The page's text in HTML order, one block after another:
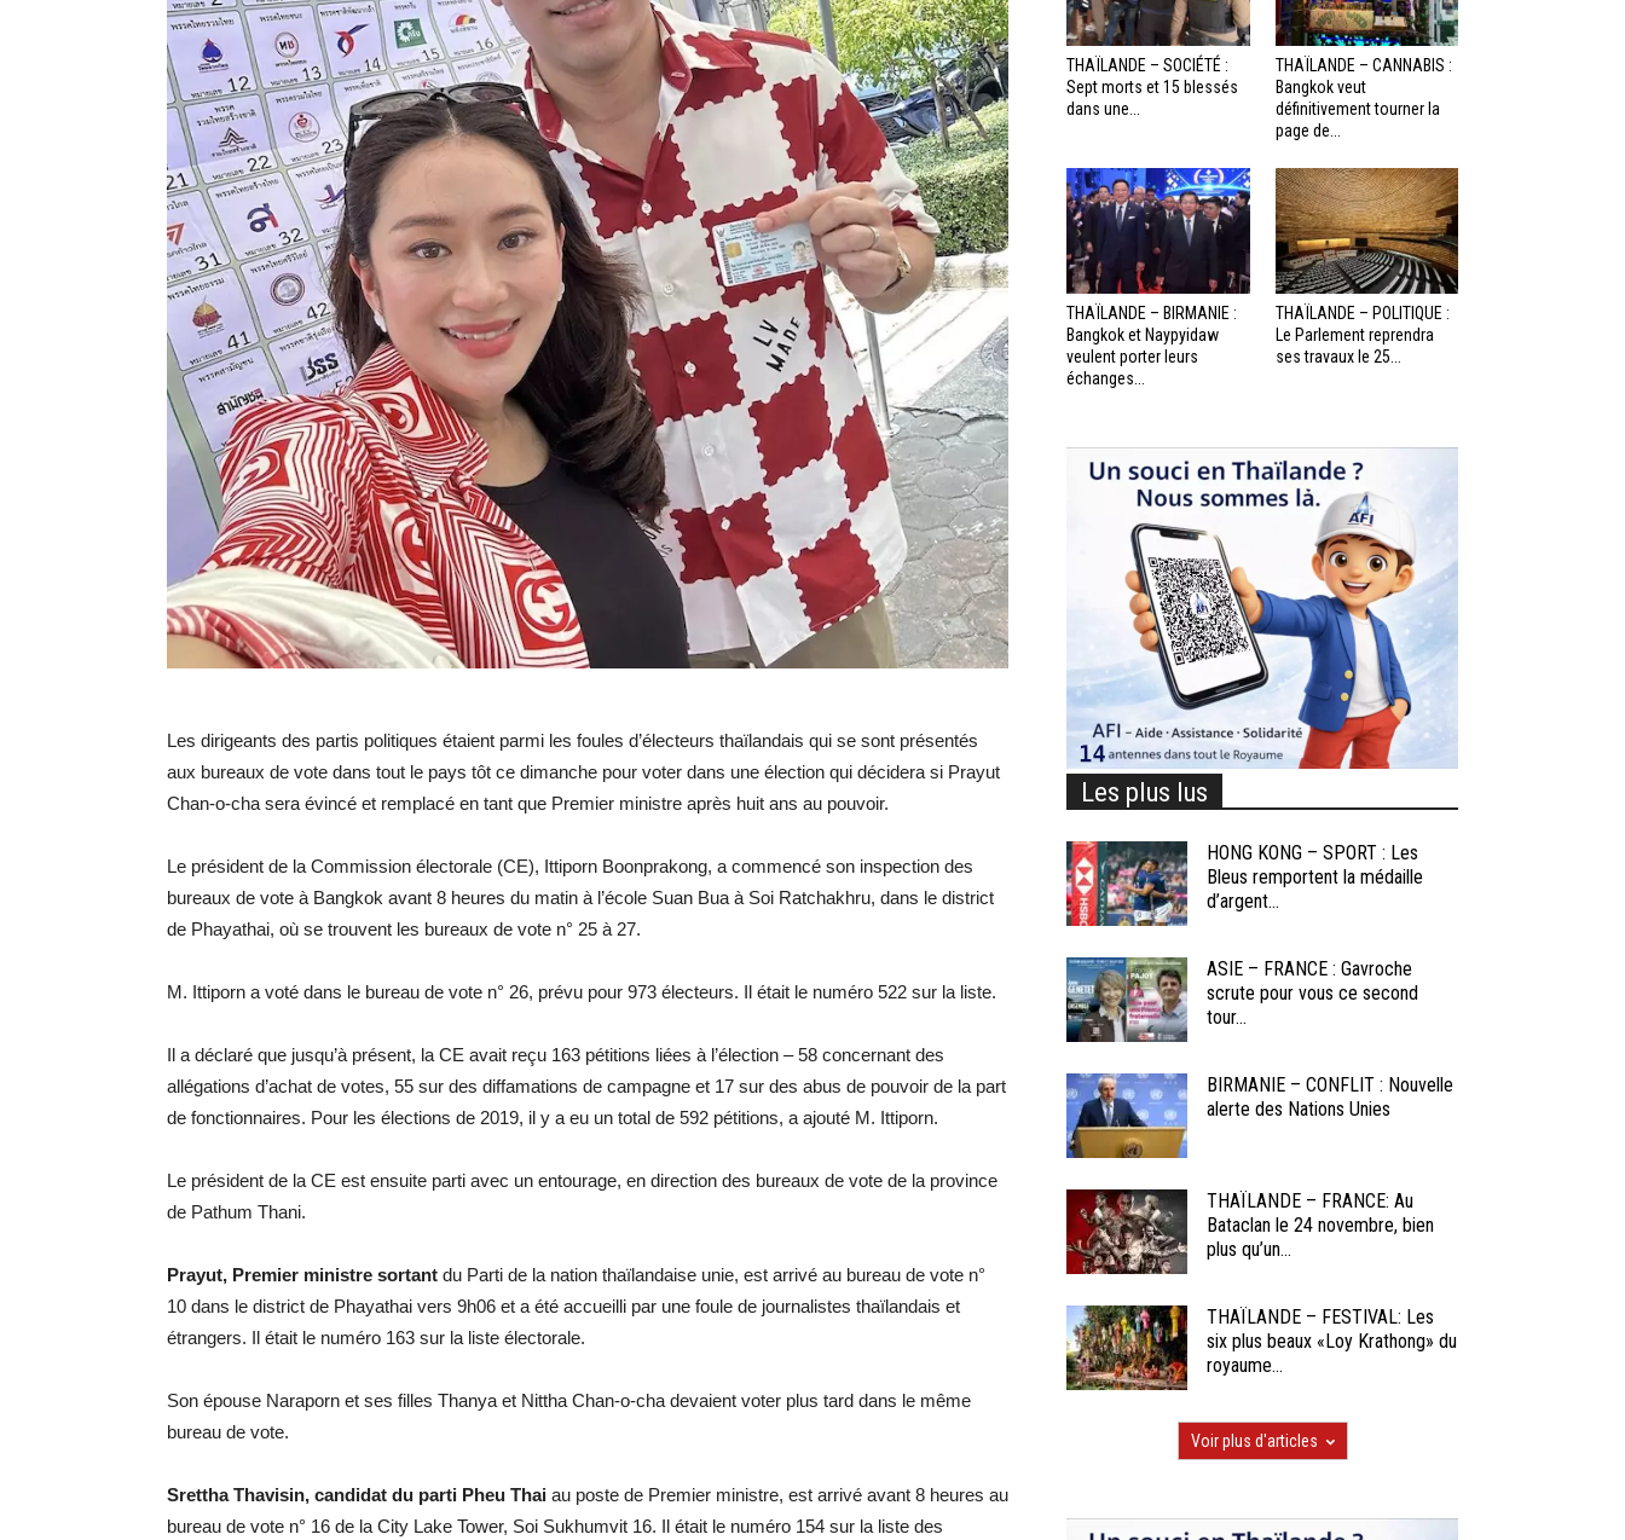
Les dirigeants des partis politiques étaient parmi les foules d’électeurs thaïlandais qui se sont présentés
aux bureaux de vote dans tout le pays tôt ce dimanche pour voter dans une élection qui décidera si Prayut
Chan-o-cha sera évincé et remplacé en tant que Premier ministre après huit ans au pouvoir.
Le président de la Commission électorale (CE), Ittiporn Boonprakong, a commencé son inspection des
bureaux de vote à Bangkok avant 8 heures du matin à l’école Suan Bua à Soi Ratchakhru, dans le district
de Phayathai, où se trouvent les bureaux de vote n° 25 à 27.
M. Ittiporn a voté dans le bureau de vote n° 26, prévu pour 973 électeurs. Il était le numéro 522 sur la liste.
Il a déclaré que jusqu’à présent, la CE avait reçu 163 pétitions liées à l’élection – 58 concernant des
allégations d’achat de votes, 55 sur des diffamations de campagne et 17 sur des abus de pouvoir de la part
de fonctionnaires. Pour les élections de 2019, il y a eu un total de 592 pétitions, a ajouté M. Ittiporn.
Le président de la CE est ensuite parti avec un entourage, en direction des bureaux de vote de la province
de Pathum Thani.
Prayut, Premier ministre sortant du Parti de la nation thaïlandaise unie, est arrivé au bureau de vote n°
10 dans le district de Phayathai vers 9h06 et a été accueilli par une foule de journalistes thaïlandais et
étrangers. Il était le numéro 163 sur la liste électorale.
Son épouse Naraporn et ses filles Thanya et Nittha Chan-o-cha devaient voter plus tard dans le même
bureau de vote.
Srettha Thavisin, candidat du parti Pheu Thai au poste de Premier ministre, est arrivé avant 8 heures au
bureau de vote n° 16 de la City Lake Tower, Soi Sukhumvit 16. Il était le numéro 154 sur la liste des
THAÏLANDE – SOCIÉTÉ :
Sept morts et 15 blessés
dans une...
THAÏLANDE – CANNABIS :
Bangkok veut
définitivement tourner la
page de...
THAÏLANDE – BIRMANIE :
Bangkok et Naypyidaw
veulent porter leurs
échanges...
THAÏLANDE – POLITIQUE :
Le Parlement reprendra
ses travaux le 25...
Les plus lus
HONG KONG – SPORT : Les
Bleus remportent la médaille
d’argent...
ASIE – FRANCE : Gavroche
scrute pour vous ce second
tour...
BIRMANIE – CONFLIT : Nouvelle
alerte des Nations Unies
THAÏLANDE – FRANCE: Au
Bataclan le 24 novembre, bien
plus qu’un...
THAÏLANDE – FESTIVAL: Les
six plus beaux «Loy Krathong» du
royaume...
Voir plus d'articles